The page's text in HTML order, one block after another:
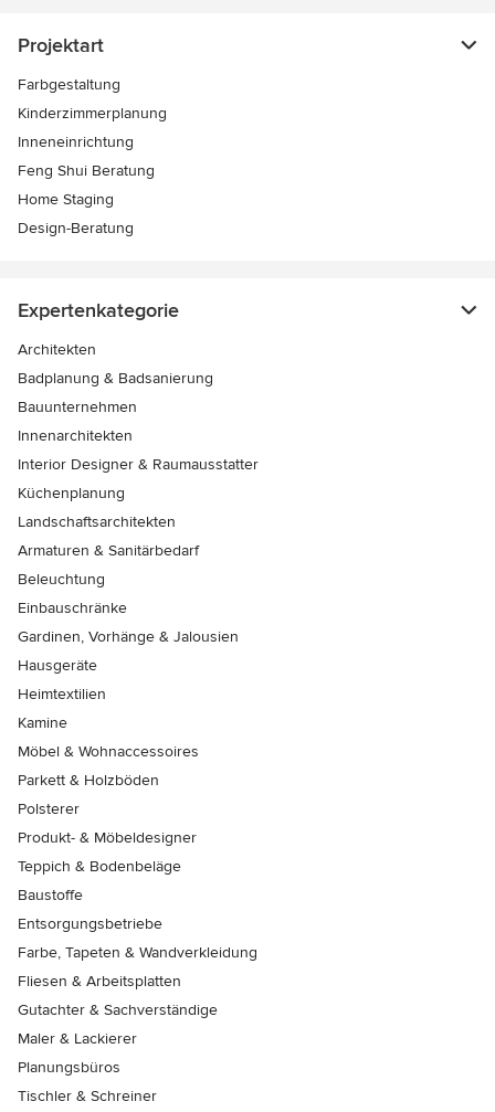
Projektart
Farbgestaltung
Kinderzimmerplanung
Inneneinrichtung
Feng Shui Beratung
Home Staging
Design-Beratung
Expertenkategorie
Architekten
Badplanung & Badsanierung
Bauunternehmen
Innenarchitekten
Interior Designer & Raumausstatter
Küchenplanung
Landschaftsarchitekten
Armaturen & Sanitärbedarf
Beleuchtung
Einbauschränke
Gardinen, Vorhänge & Jalousien
Hausgeräte
Heimtextilien
Kamine
Möbel & Wohnaccessoires
Parkett & Holzböden
Polsterer
Produkt- & Möbeldesigner
Teppich & Bodenbeläge
Baustoffe
Entsorgungsbetriebe
Farbe, Tapeten & Wandverkleidung
Fliesen & Arbeitsplatten
Gutachter & Sachverständige
Maler & Lackierer
Planungsbüros
Tischler & Schreiner